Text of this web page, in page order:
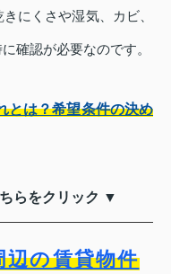
にくさや湿気、カビ、
確認が必要なのです。
とは？希望条件の決め
らをクリック ▼
辺の賃貸物件